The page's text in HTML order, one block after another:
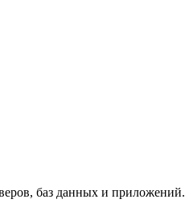
баз данных и приложений.